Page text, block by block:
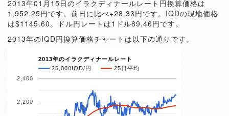
2013年01月15日のイラクディナールレート円換算価格は
1,952.25円です。前日に比べ+28.33円です。IQDの現地価格
は$1145.60。ドル円レートは1ドル89.46円です。
2013年のIQD円換算価格チャートは以下の通りです。
2013年のイラクディナールレート
25,000IQD/円
25日平均
2,200
2,400